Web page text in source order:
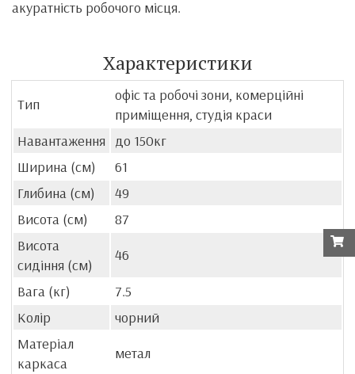
акуратність робочого місця.
Характеристики
Тип
офіс та робочі зони, комерційні
приміщення, студія краси
Навантаження
до 150кг
Ширина (см)
61
Глибина (см)
49
Висота (см)
87
Висота
сидіння (см)
46
Вага (кг)
7.5
Колір
чорний
Матеріал
каркаса
метал